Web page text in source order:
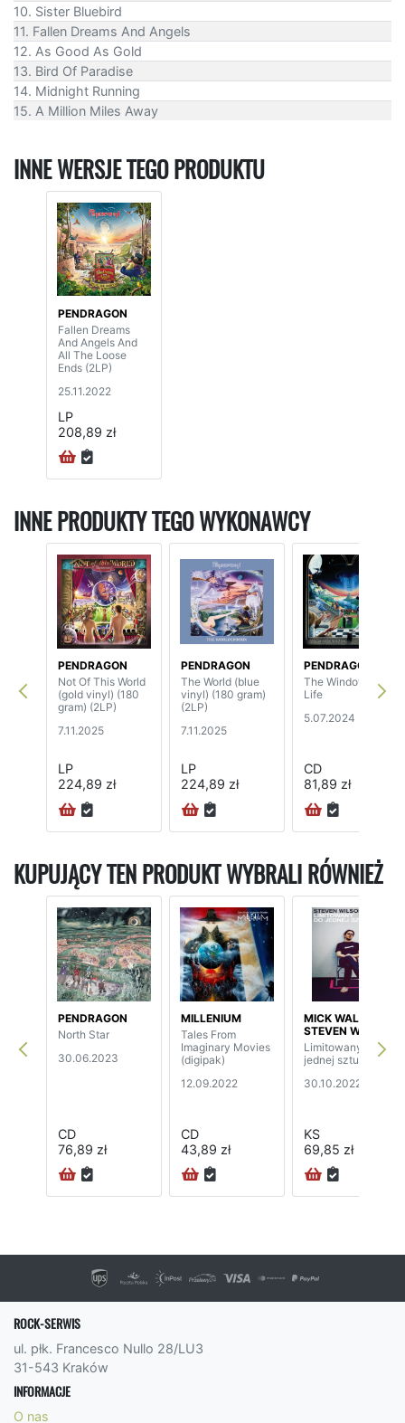
10. Sister Bluebird
11. Fallen Dreams And Angels
12. As Good As Gold
13. Bird Of Paradise
14. Midnight Running
15. A Million Miles Away
INNE WERSJE TEGO PRODUKTU
PENDRAGON
Fallen Dreams
And Angels And
All The Loose
Ends (2LP)
25.11.2022
LP
208,89 zł
INNE PRODUKTY TEGO WYKONAWCY
PENDRAGON
Not Of This World
(gold vinyl) (180
gram) (2LP)
7.11.2025
LP
224,89 zł
PENDRAGON
The World (blue
vinyl) (180 gram)
(2LP)
7.11.2025
LP
224,89 zł
PENDRAGON
The Window Of
Life
5.07.2024
CD
81,89 zł
KUPUJĄCY TEN PRODUKT WYBRALI RÓWNIEŻ
PENDRAGON
North Star
30.06.2023
CD
76,89 zł
MILLENIUM
Tales From
Imaginary Movies
(digipak)
12.09.2022
CD
43,89 zł
MICK WALL
STEVEN WILSON
Limitowany do
jednej sztuki
30.10.2022
KS
69,85 zł
ROCK-SERWIS
ul. płk. Francesco Nullo 28/LU3
31-543 Kraków
INFORMACJE
O nas